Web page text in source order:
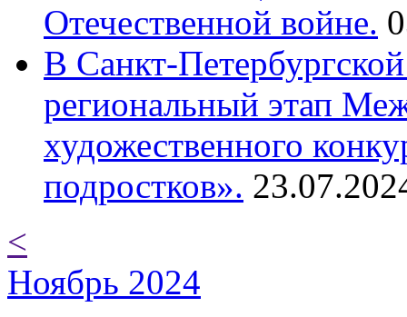
Отечественной войне.
В Санкт-
региональный этап
художественного
подростков».
<
Ноябрь 2024